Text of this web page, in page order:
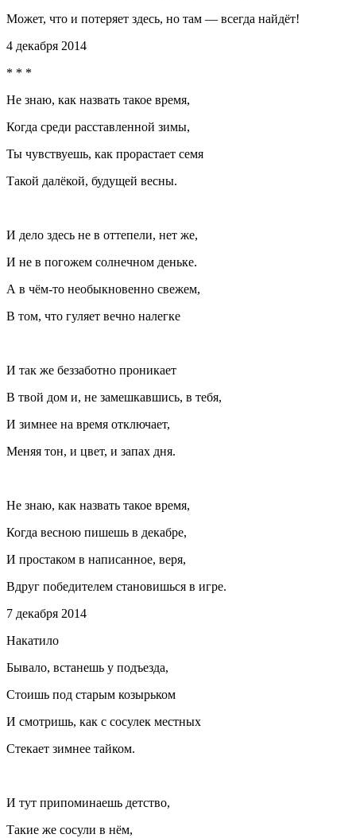
Может, что и потеряет здесь, но там — всегда найдёт!
4 декабря 2014
* * *
Не знаю, как назвать такое время,
Когда среди расставленной зимы,
Ты чувствуешь, как прорастает семя
Такой далёкой, будущей весны.
И дело здесь не в оттепели, нет же,
И не в погожем солнечном деньке.
А в чём-то необыкновенно свежем,
В том, что гуляет вечно налегке
И так же беззаботно проникает
В твой дом и, не замешкавшись, в тебя,
И зимнее на время отключает,
Меняя тон, и цвет, и запах дня.
Не знаю, как назвать такое время,
Когда весною пишешь в декабре,
И простаком в написанное, веря,
Вдруг победителем становишься в игре.
7 декабря 2014
Накатило
Бывало, встанешь у подъезда,
Стоишь под старым козырьком
И смотришь, как с сосулек местных
Стекает зимнее тайком.
И тут припоминаешь детство,
Такие же сосули в нём,